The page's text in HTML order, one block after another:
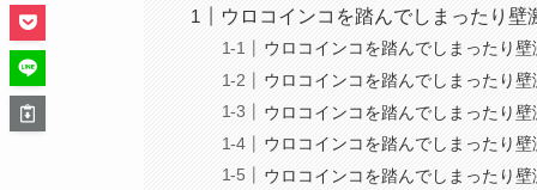
ウロコインコを踏んでしまったり
ウロコインコを踏んでしまったり
ウロコインコを踏んでしまったり
ウロコインコを踏んでしまったり
ウロコインコを踏んでしまったり
ウロコインコを踏んでしまったり